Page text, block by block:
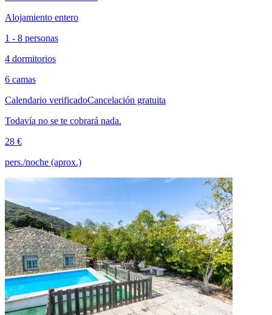
Alojamiento entero
1 - 8 personas
4 dormitorios
6 camas
Calendario verificadoCancelación gratuita
Todavía no se te cobrará nada.
28 €
pers./noche (aprox.)